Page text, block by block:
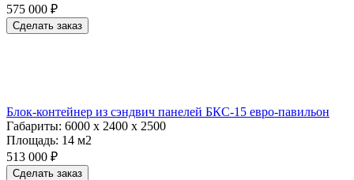
575 000 ₽
Сделать заказ
Блок-контейнер из сэндвич панелей БКС-15 евро-павильон
Габариты: 6000 х 2400 х 2500
Площадь: 14 м2
513 000 ₽
Сделать заказ